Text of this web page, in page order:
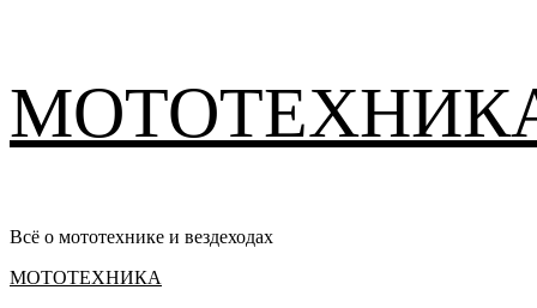
содержимому
Всё о мототехнике и вездеходах
Основное
МОТОТЕХНИКА